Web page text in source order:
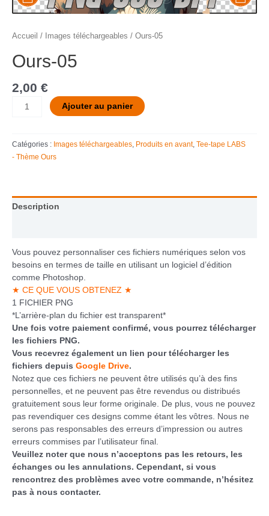
Accueil / Images téléchargeables / Ours-05
Ours-05
2,00 €
Ajouter au panier
Catégories : Images téléchargeables Produits en avant, Tee-tape LABS
- Thème Ours
Description
Vous pouvez personnaliser ces fichiers numériques selon vos
besoins en termes de taille en utilisant un logiciel d’édition
comme Photoshop.
★ CE QUE VOUS OBTENEZ ★
1 FICHIER PNG
*L’arrière-plan du fichier est transparent*
Une fois votre paiement confirmé, vous pourrez télécharger
les fichiers PNG.
Vous recevrez également un lien pour télécharger les
fichiers depuis Google Drive.
Notez que ces fichiers ne peuvent être utilisés qu’à des fins
personnelles, et ne peuvent pas être revendus ou distribués
gratuitement sous leur forme originale. De plus, vous ne pouvez
pas revendiquer ces designs comme étant les vôtres. Nous ne
serons pas responsables des erreurs d’impression ou autres
erreurs commises par l’utilisateur final.
Veuillez noter que nous n’acceptons pas les retours, les
échanges ou les annulations. Cependant, si vous
rencontrez des problèmes avec votre commande, n’hésitez
pas à nous contacter.